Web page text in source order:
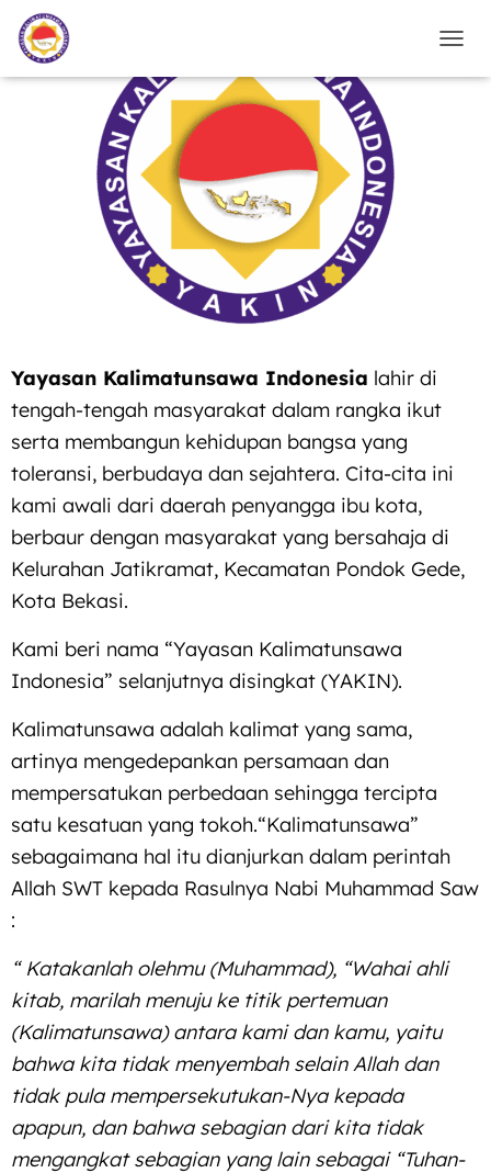
Yayasan Kalimatunsawa Indonesia lahir di
tengah-tengah masyarakat dalam rangka ikut
serta membangun kehidupan bangsa yang
toleransi, berbudaya dan sejahtera. Cita-cita ini
kami awali dari daerah penyangga ibu kota,
berbaur dengan masyarakat yang bersahaja di
Kelurahan Jatikramat, Kecamatan Pondok Gede,
Kota Bekasi.
Kami beri nama “Yayasan Kalimatunsawa
Indonesia” selanjutnya disingkat (YAKIN).
Kalimatunsawa adalah kalimat yang sama,
artinya mengedepankan persamaan dan
mempersatukan perbedaan sehingga tercipta
satu kesatuan yang tokoh.“Kalimatunsawa”
sebagaimana hal itu dianjurkan dalam perintah
Allah SWT kepada Rasulnya Nabi Muhammad Saw
:
“ Katakanlah olehmu (Muhammad), “Wahai ahli
kitab, marilah menuju ke titik pertemuan
(Kalimatunsawa) antara kami dan kamu, yaitu
bahwa kita tidak menyembah selain Allah dan
tidak pula mempersekutukan-Nya kepada
apapun, dan bahwa sebagian dari kita tidak
mengangkat sebagian yang lain sebagai “Tuhan-